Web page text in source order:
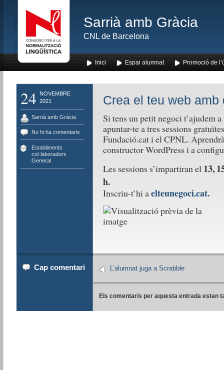
Sarrià amb Gràcia
CNL de Barcelona
Inici Espai alumnat Promoció de
24
NOVEMBRE
2021
Sarrià amb Gràcia
No hi ha comentaris
Establiments
col·laboradors
General
Crea el teu web amb
Si tens un petit negoci t’ajudem
apuntar-te a tres sessions
Fundació.cat i el CPNL.
constructor WordPress i a
Les sessions s’impartiran el 13,
h.
Inscriu-t’hi aelteunegoci.cat.
Cap comentari L’alumnat juga a Scrabble
Els comentaris per aquesta entrada estan